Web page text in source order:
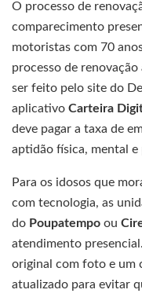
O processo de
comparecimento
motoristas com 70
processo de
ser feito pelo site do
aplicativo Carteira
deve pagar a taxa de
aptidão física, mental e
Para os idosos que
com tecnologia, as
do Poupatempo ou
atendimento
original com foto e um
atualizado para evitar